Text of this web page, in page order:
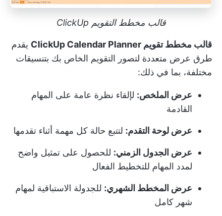
قالب مخطط التقويم ClickUp
قالب مخطط تقويم ClickUp Calendar Planner
يقدم
طرق عرض متعددة لتصور التقويم الخاص بك بتنسيقات
مختلفة، بما في ذلك:
عرض الملخص: لإلقاء نظرة عامة على المهام
القادمة
عرض لوحة التقدم: لتتبع حالة كل مهمة أثناء تقدمها
عرض الجدول الزمني: للحصول على تمثيل واضح
لمدد المهام للتخطيط الفعال
عرض المخطط الشهري: للجدولة الاستباقية لمهام
شهر كامل